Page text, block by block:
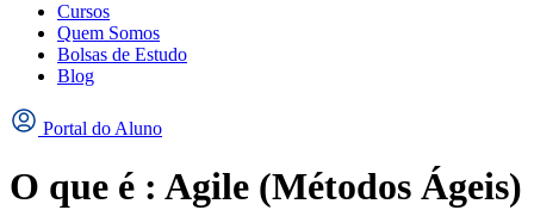
Cursos
Quem Somos
Bolsas de Estudo
Blog
Portal do Aluno
O que é : Agile (Métodos Ágeis)